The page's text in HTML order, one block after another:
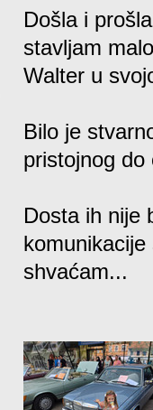
Došla i
stavljam
Walter u
Bilo je
pristojnog
Dosta ih nije
shvaćam...